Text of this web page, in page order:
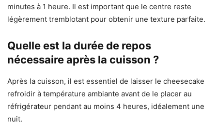
minutes à 1 heure. Il est important que le centre reste
légèrement tremblotant pour obtenir une texture parfaite.
Quelle est la durée de repos
nécessaire après la cuisson ?
Après la cuisson, il est essentiel de laisser le cheesecake
refroidir à température ambiante avant de le placer au
réfrigérateur pendant au moins 4 heures, idéalement une
nuit.